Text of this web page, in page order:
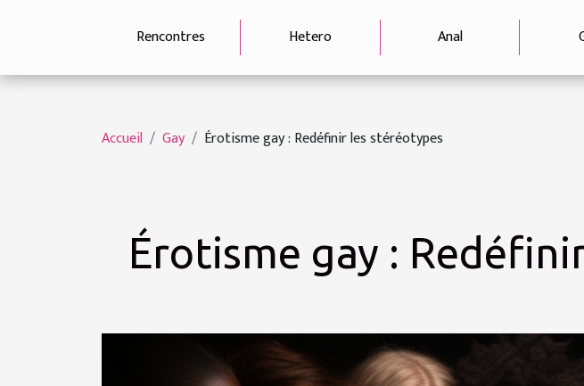
Rencontres Hetero Anal
Accueil Gay Érotisme gay : Redéfinir les stéréotypes
Érotisme gay :